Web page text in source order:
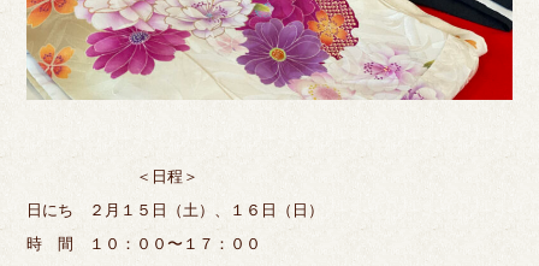
＜日程＞
日にち ２月１５日（土）、１６日（日）
時 間 １０：００〜１７：００